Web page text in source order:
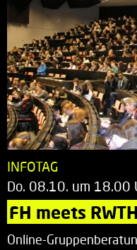
INFOTAG
Do. 08.10. um 18.00
FH meets
Online-